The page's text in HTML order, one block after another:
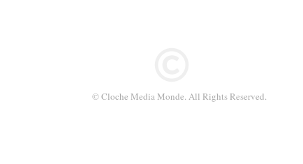
© Cloche Media Monde. All Rights Reserved.